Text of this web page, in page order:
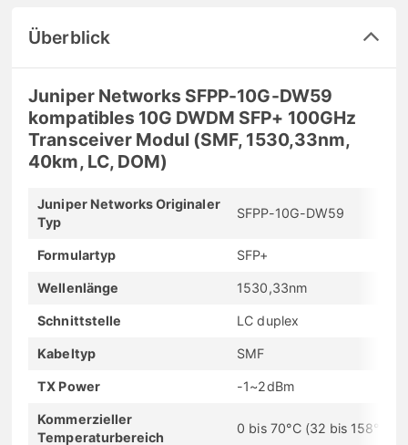
Überblick
Juniper Networks SFPP-10G-DW59
kompatibles 10G DWDM SFP+ 100GHz
Transceiver Modul (SMF, 1530,33nm,
40km, LC, DOM)
Juniper Networks Originaler
Typ
SFPP-10G-DW59
Formulartyp SFP+
Wellenlänge 1530,33nm
Schnittstelle LC duplex
Kabeltyp SMF
TX Power -1~2dBm
Kommerzieller
Temperaturbereich
0 bis 70°C (32 bis 158°F)